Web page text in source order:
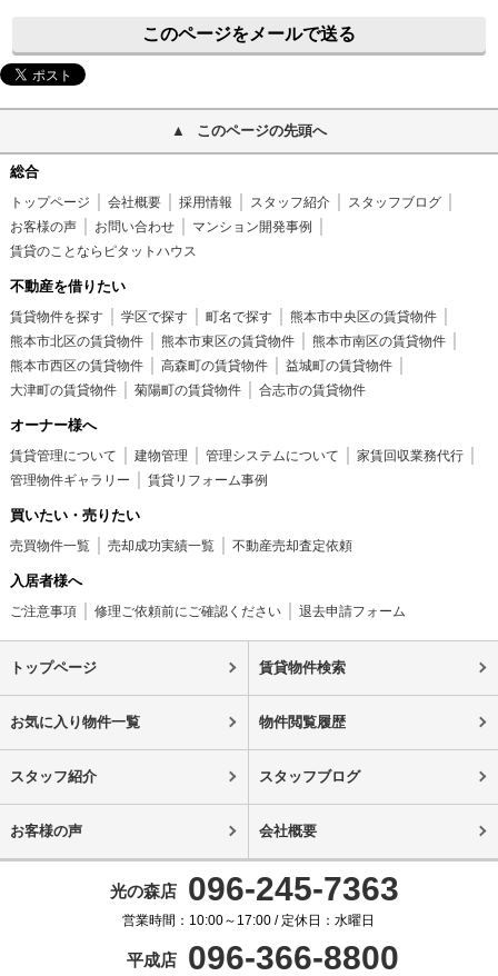
このページをメールで送る
このページの先頭へ
総合
トップページ 会社概要 採用情報 スタッフ紹介
スタッフブログ
お客様の声
お問い合わせ
マンション開発事例
賃貸のことならピタットハウス
不動産を借りたい
賃貸物件を探す 学区で探す 町名で探す
熊本市中央区の賃貸物件
熊本市北区の賃貸物件
熊本市東区の賃貸物件
熊本市南区の賃貸物件
熊本市西区の賃貸物件
高森町の賃貸物件
益城町の賃貸物件
大津町の賃貸物件
菊陽町の賃貸物件 合志市の賃貸物件
オーナー様へ
賃貸管理について 建物管理 管理システムについて
家賃回収業務代行
管理物件ギャラリー
賃貸リフォーム事例
買いたい・売りたい
売買物件一覧 売却成功実績一覧 不動産売却査定依頼
入居者様へ
ご注意事項 修理ご依頼前にご確認ください 退去申請フォーム
トップページ 賃貸物件検索
お気に入り物件一覧 物件閲覧履歴
スタッフ紹介 スタッフブログ
お客様の声 会社概要
光の森店 096-245-7363
営業時間：10:00～17:00 / 定休日：水曜日
平成店 096-366-8800